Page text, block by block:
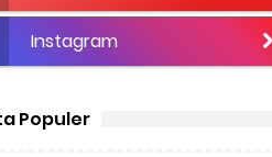
Instagram
Populer